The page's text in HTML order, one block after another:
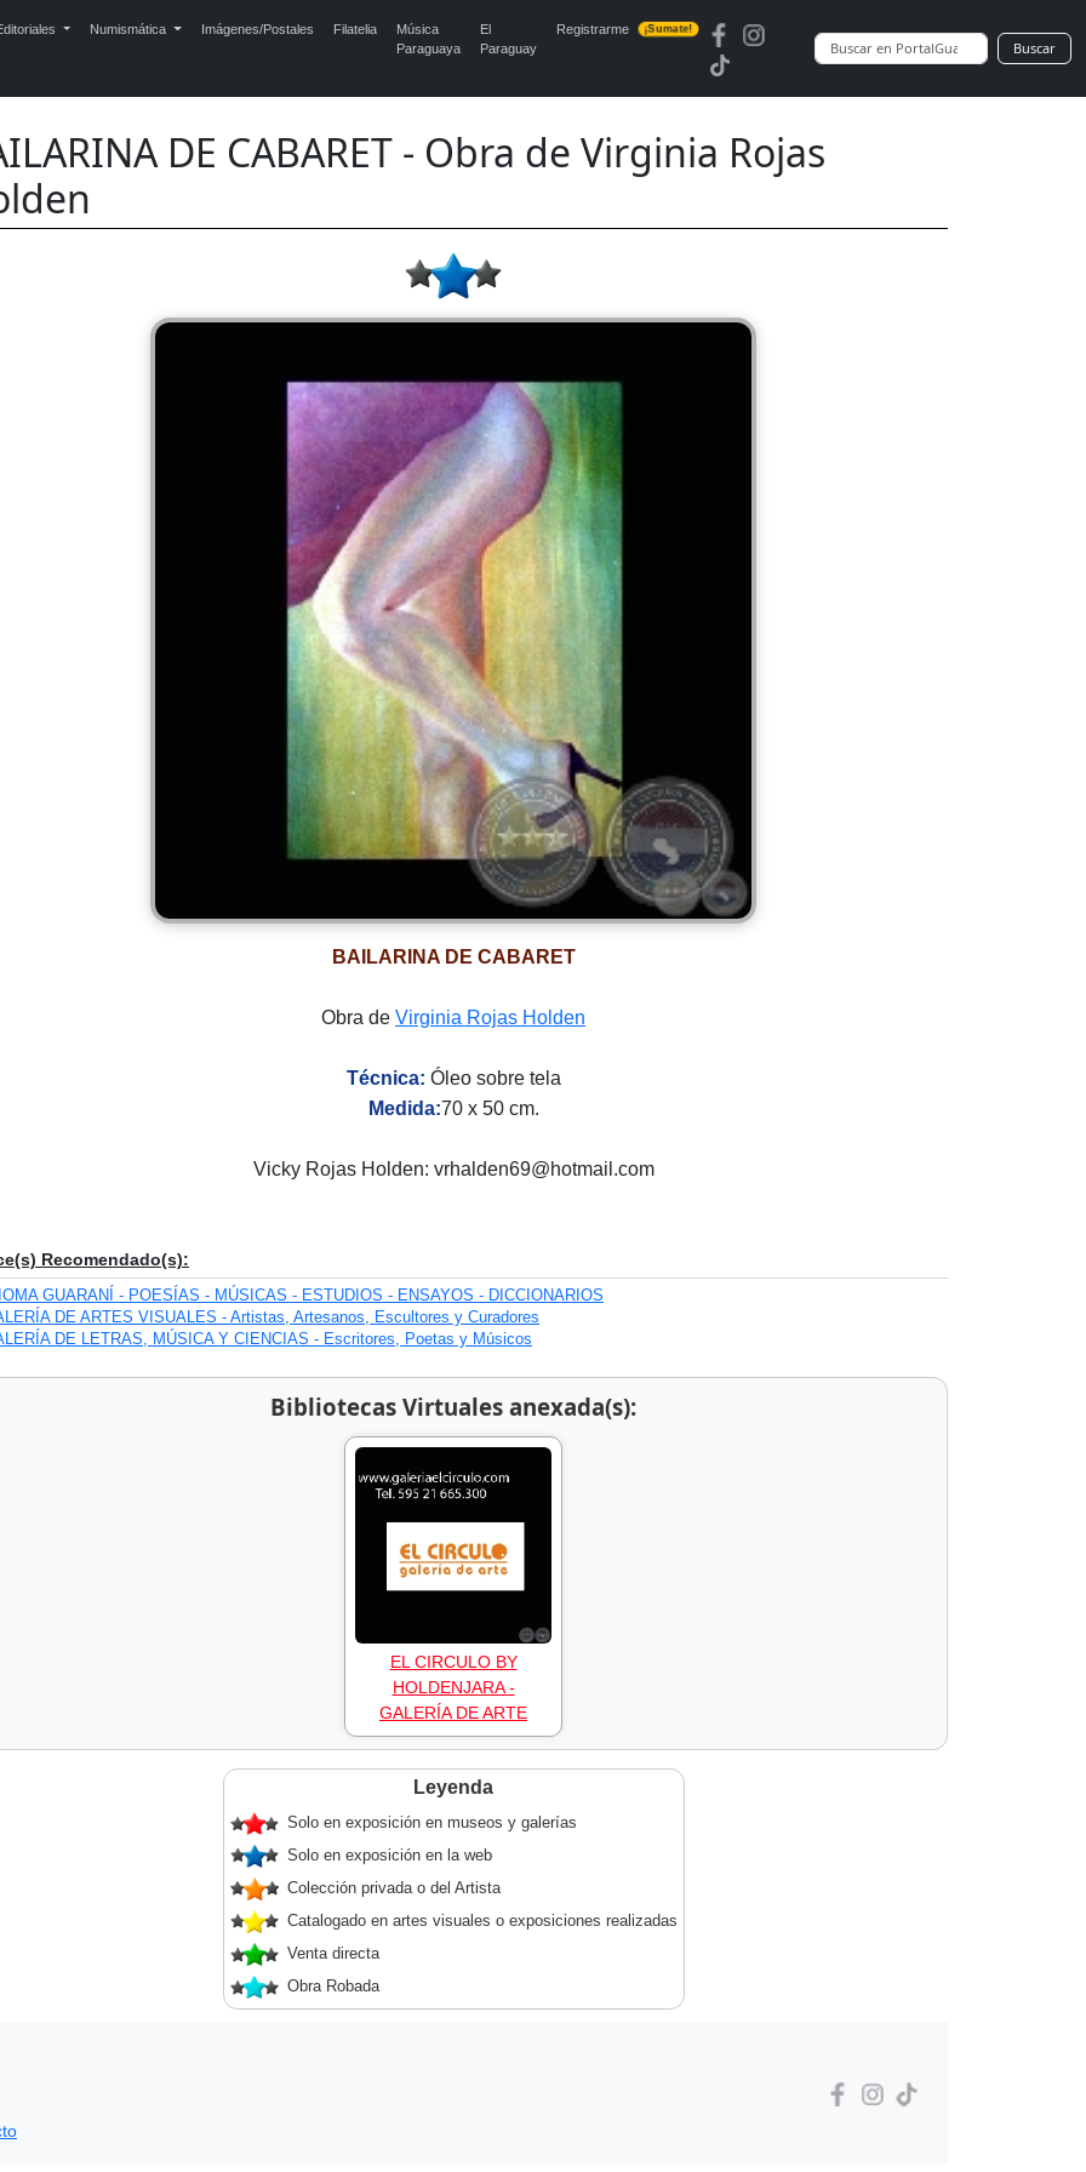
Numismática Imágenes/Postales Filatelia
Música
Paraguaya
El
Paraguay
Registrarme ¡Sumate!
Buscar
DE CABARET - Obra de Virginia Rojas
BAILARINA DE CABARET
Obra de Virginia Rojas Holden
Técnica: Óleo sobre tela
Medida:70 x 50 cm.
Vicky Rojas Holden: vrhalden69@hotmail.com
Recomendado(s):
GUARANÍ - POESÍAS - MÚSICAS - ESTUDIOS - ENSAYOS - DICCIONARIOS
DE ARTES VISUALES - Artistas, Artesanos, Escultores y Curadores
DE LETRAS, MÚSICA Y CIENCIAS - Escritores, Poetas y Músicos
Bibliotecas Virtuales anexada(s):
EL CIRCULO BY
HOLDENJARA -
GALERÍA DE ARTE
Leyenda
Solo en exposición en museos y galerías
Solo en exposición en la web
Colección privada o del Artista
Catalogado en artes visuales o exposiciones realizadas
Venta directa
Obra Robada